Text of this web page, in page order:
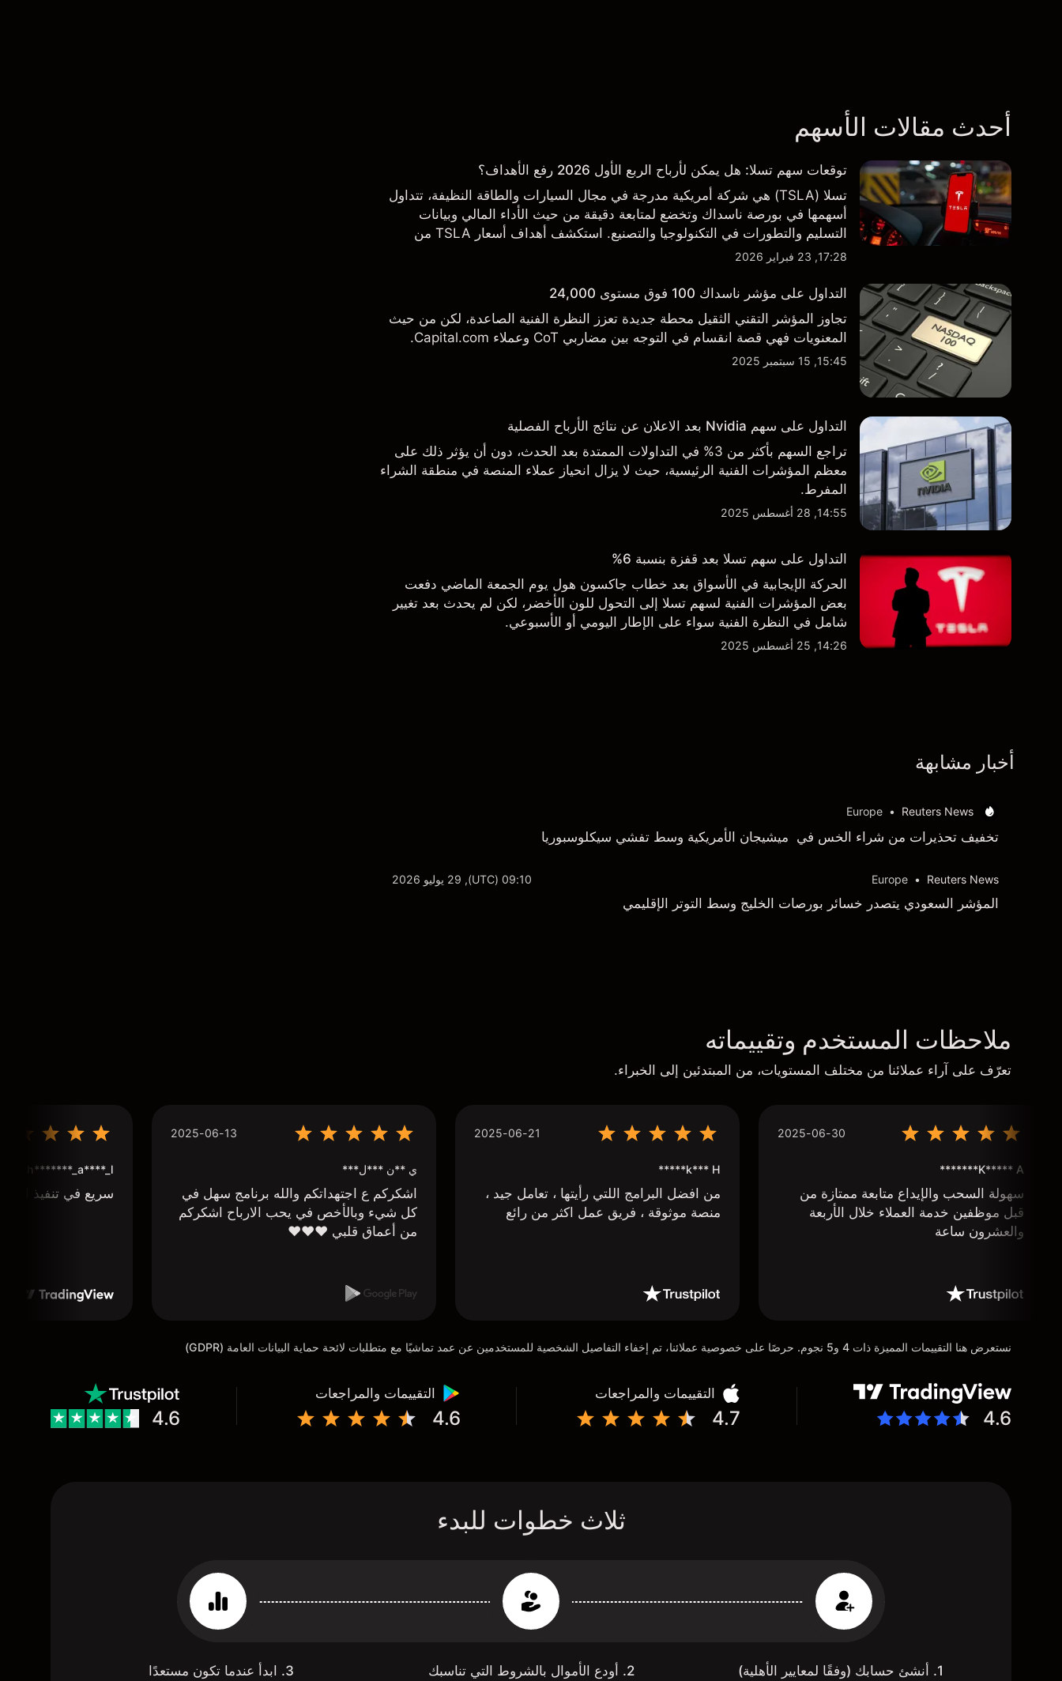
أحدث مقالات الأسهم
توقعات سهم تسلا: هل يمكن لأرباح الربع الأول 2026 رفع الأهداف؟
تسلا (TSLA) هي شركة أمريكية مدرجة في مجال السيارات والطاقة النظيفة، تتداول
أسهمها في بورصة ناسداك وتخضع لمتابعة دقيقة من حيث الأداء المالي وبيانات
التسليم والتطورات في التكنولوجيا والتصنيع. استكشف أهداف أسعار TSLA من
طرف ثالث والتحليل الفني.
17:28, 23 فبراير 2026
التداول على مؤشر ناسداك 100 فوق مستوى 24,000
تجاوز المؤشر التقني الثقيل محطة جديدة تعزز النظرة الفنية الصاعدة، لكن من حيث
المعنويات فهي قصة انقسام في التوجه بين مضاربي CoT وعملاء Capital.com.
15:45, 15 سبتمبر 2025
التداول على سهم Nvidia بعد الاعلان عن نتائج الأرباح الفصلية
تراجع السهم بأكثر من 3% في التداولات الممتدة بعد الحدث، دون أن يؤثر ذلك على
معظم المؤشرات الفنية الرئيسية، حيث لا يزال انحياز عملاء المنصة في منطقة الشراء
المفرط.
14:55, 28 أغسطس 2025
التداول على سهم تسلا بعد قفزة بنسبة 6%
الحركة الإيجابية في الأسواق بعد خطاب جاكسون هول يوم الجمعة الماضي دفعت
بعض المؤشرات الفنية لسهم تسلا إلى التحول للون الأخضر، لكن لم يحدث بعد تغيير
شامل في النظرة الفنية سواء على الإطار اليومي أو الأسبوعي.
14:26, 25 أغسطس 2025
أخبار مشابهة
Reuters News
•
Europe
تخفيف تحذيرات من شراء الخس في ميشيجان الأمريكية وسط تفشي سيكلوسبوريا
Reuters News
•
Europe 09:10 (UTC), 29 يوليو 2026
المؤشر السعودي يتصدر خسائر بورصات الخليج وسط التوتر الإقليمي
ملاحظات المستخدم وتقييماته
تعرّف على آراء عملائنا من مختلف المستويات، من المبتدئين إلى الخبراء.
2025-06-30
K***** A*******
سهولة السحب والإيداع متابعة ممتازة من
قبل موظفين خدمة العملاء خلال الأربعة
والعشرون ساعة
2025-06-21
k*** H*****
من افضل البرامج اللتي رأيتها ، تعامل جيد ،
منصة موثوقة ، فريق عمل اكثر من رائع
2025-06-13
ي **ن ***ل***
اشكركم ع اجتهداتكم والله برنامج سهل في
كل شيء وبالأخص في يحب الارباح اشكركم
من أعماق قلبي ❤️❤️❤️
h*******_a****_l***
سريع في تنفيذ
نستعرض هنا التقييمات المميزة ذات 4 و5 نجوم. حرصًا على خصوصية عملائنا، تم إخفاء التفاصيل الشخصية للمستخدمين عن عمد تماشيًا مع متطلبات لائحة حماية البيانات العامة (GDPR)
4.6
التقييمات والمراجعات
4.7
التقييمات والمراجعات
4.6
4.6
ثلاث خطوات للبدء
1. أنشئ حسابك (وفقًا لمعايير الأهلية) 2. أودع الأموال بالشروط التي تناسبك 3. ابدأ عندما تكون مستعدًا